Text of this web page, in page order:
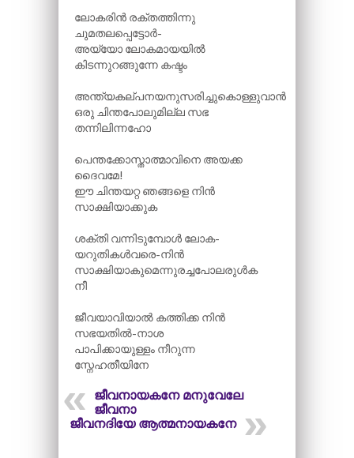
ലോകരിൻ രക്തത്തിന്നു
ചുമതലപ്പെട്ടോർ-
അയ്യോ ലോകമായയിൽ
കിടന്നുറങ്ങുന്നേ കഷ്ടം
അന്ത്യകല്പനയനുസരിച്ചുകൊള്ളുവാൻ
ഒരു ചിന്തപോലുമില്ല സഭ
തന്നിലിന്നഹോ
പെന്തക്കോസ്താത്മാവിനെ അയക്ക
ദൈവമേ!
ഈ ചിന്തയറ്റ ഞങ്ങളെ നിൻ
സാക്ഷിയാക്കുക
ശക്തി വന്നിടുമ്പോൾ ലോക-
യറുതികൾവരെ-നിൻ
സാക്ഷിയാകുമെന്നുരച്ചപോലരുൾക
നീ
ജീവയാവിയാൽ കത്തിക്ക നിൻ
സഭയതിൽ-നാശ
പാപിക്കായുള്ളം നീറുന്ന
സ്നേഹതീയിനേ
ജീവനായകനേ മനുവേലേ
ജീവനാ
ജീവനദിയേ ആത്മനായകനേ